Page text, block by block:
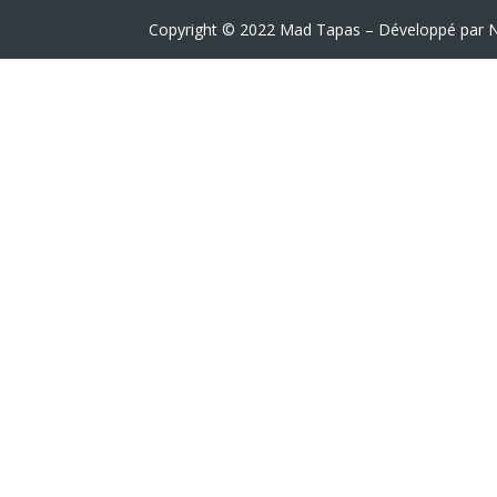
Copyright © 2022 Mad Tapas – Développé par